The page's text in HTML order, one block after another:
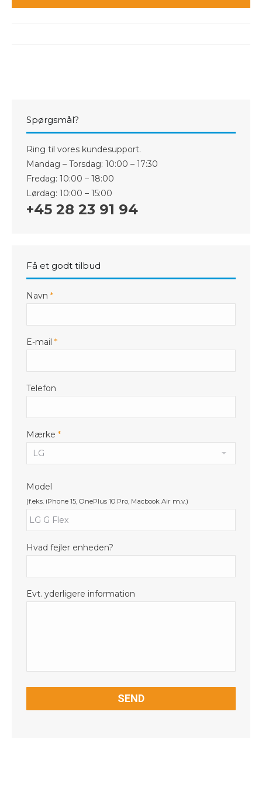
Spørgsmål?
Ring til vores kundesupport.
Mandag – Torsdag: 10:00 – 17:30
Fredag: 10:00 – 18:00
Lørdag: 10:00 – 15:00
+45 28 23 91 94
Få et godt tilbud
Navn *
E-mail *
Telefon
Mærke *
Model
(f.eks. iPhone 15, OnePlus 10 Pro, Macbook Air m.v.)
Hvad fejler enheden?
Evt. yderligere information